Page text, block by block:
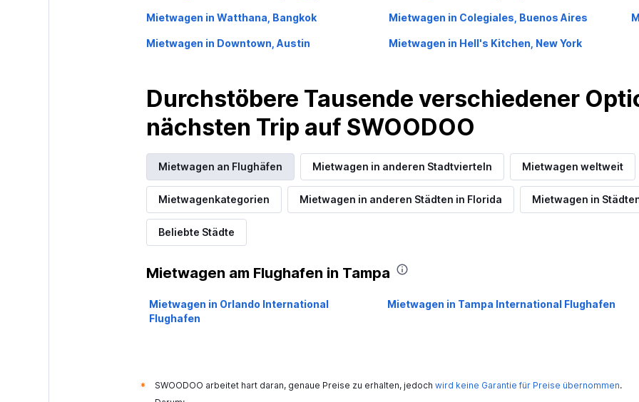
1 Standort
1 Standort
Mietwagen in Watthana, Bangkok Mietwagen in Colegiales, Buenos Aires
Mietwagen in Downtown, Austin Mietwagen in Hell's Kitchen, New York
Durchstöbere Tausende verschiedener
nächsten Trip auf SWOODOO
Mietwagen an Flughäfen Mietwagen in anderen Stadtvierteln Mietwagen weltweit
Mietwagenkategorien Mietwagen in anderen Städten in Florida Mietwagen in
Beliebte Städte
Mietwagen am Flughafen in Tampa
Mietwagen in Orlando International
Flughafen
Mietwagen in Tampa International Flughafen
* SWOODOO arbeitet hart daran, genaue Preise zu erhalten, jedoch wird keine Garantie für Preise übernommen.